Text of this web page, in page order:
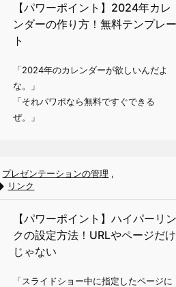
【パワーポイント】2024年カレ
ンダーの作り方！無料テンプレー
ト
「2024年のカレンダーが欲しいんだよ
な。」
「それパワポなら無料ですぐできる
ぜ。」
プレゼンテーションの管理 ,
リンク
【パワーポイント】ハイパーリン
クの設定方法！URLやページだけ
じゃない
「スライドショー中に指定したページに